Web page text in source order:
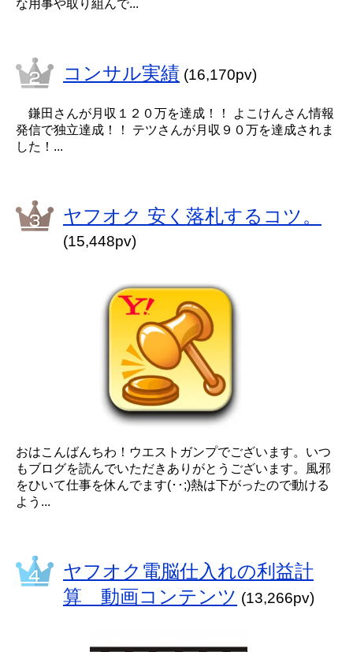
な用事や取り組んで...
コンサル実績 (16,170pv)
鎌田さんが月収１２０万を達成！！ よこけんさん情報
発信で独立達成！！ テツさんが月収９０万を達成されま
した！...
ヤフオク 安く落札するコツ。
(15,448pv)
おはこんばんちわ！ウエストガンプでございます。いつ
もブログを読んでいただきありがとうございます。風邪
をひいて仕事を休んでます(･･;)熱は下がったので動ける
よう...
ヤフオク電脳仕入れの利益計
算 動画コンテンツ (13,266pv)